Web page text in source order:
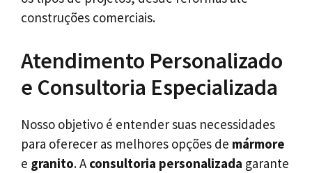
construções comerciais.
Atendimento Personalizado
e Consultoria Especializada
Nosso objetivo é entender suas necessidades
para oferecer as melhores opções de mármore
e granito. Aconsultoria personalizada garante